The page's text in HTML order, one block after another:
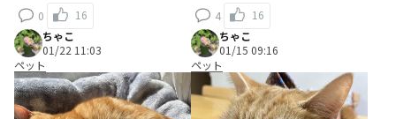
0
16
4
16
ちゃこ
01/22 11:03
ペット
ちゃこ
01/15 09:16
ペット